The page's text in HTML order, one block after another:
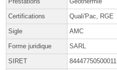
Certifications Quali'Pac, RGE
Sigle AMC
Forme juridique SARL
SIRET 84447750500011